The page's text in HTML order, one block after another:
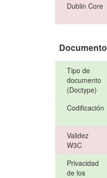
Dublin Core
Documento
Tipo de
documento
(Doctype)
Codificación
Validez
W3C
Privacidad
de los